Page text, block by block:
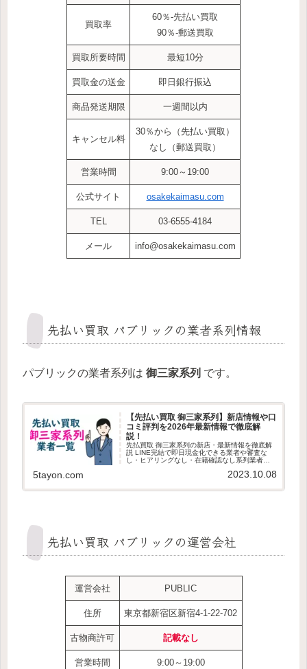
買取率
60％-先払い買取
90％-郵送買取
買取所要時間 最短10分
買取金の送金 即日銀行振込
商品発送期限 一週間以内
キャンセル料
30％から（先払い買取）
なし（郵送買取）
営業時間 9:00～19:00
公式サイト osakekaimasu.com
TEL 03-6555-4184
メール info@osakekaimasu.com
先払い買取 パブリックの業者系列情報
パブリックの業者系列は 御三家系列 です。
【先払い買取 御三家系列】新店情報や口
コミ評判を2026年最新情報で徹底解
説！
先払買取 御三家系列の新店・最新情報を徹底解
説 LINE完結で即日現金化できる業者や審査な
し・ヒアリングなし・在籍確認なし系列業者の
を紹介します。最新版の先払買取 御三家系列情
5tayon.com 2023.10.08
先払い買取 パブリックの運営会社
運営会社 PUBLIC
住所 東京都新宿区新宿4-1-22-702
古物商許可 記載なし
営業時間 9:00～19:00